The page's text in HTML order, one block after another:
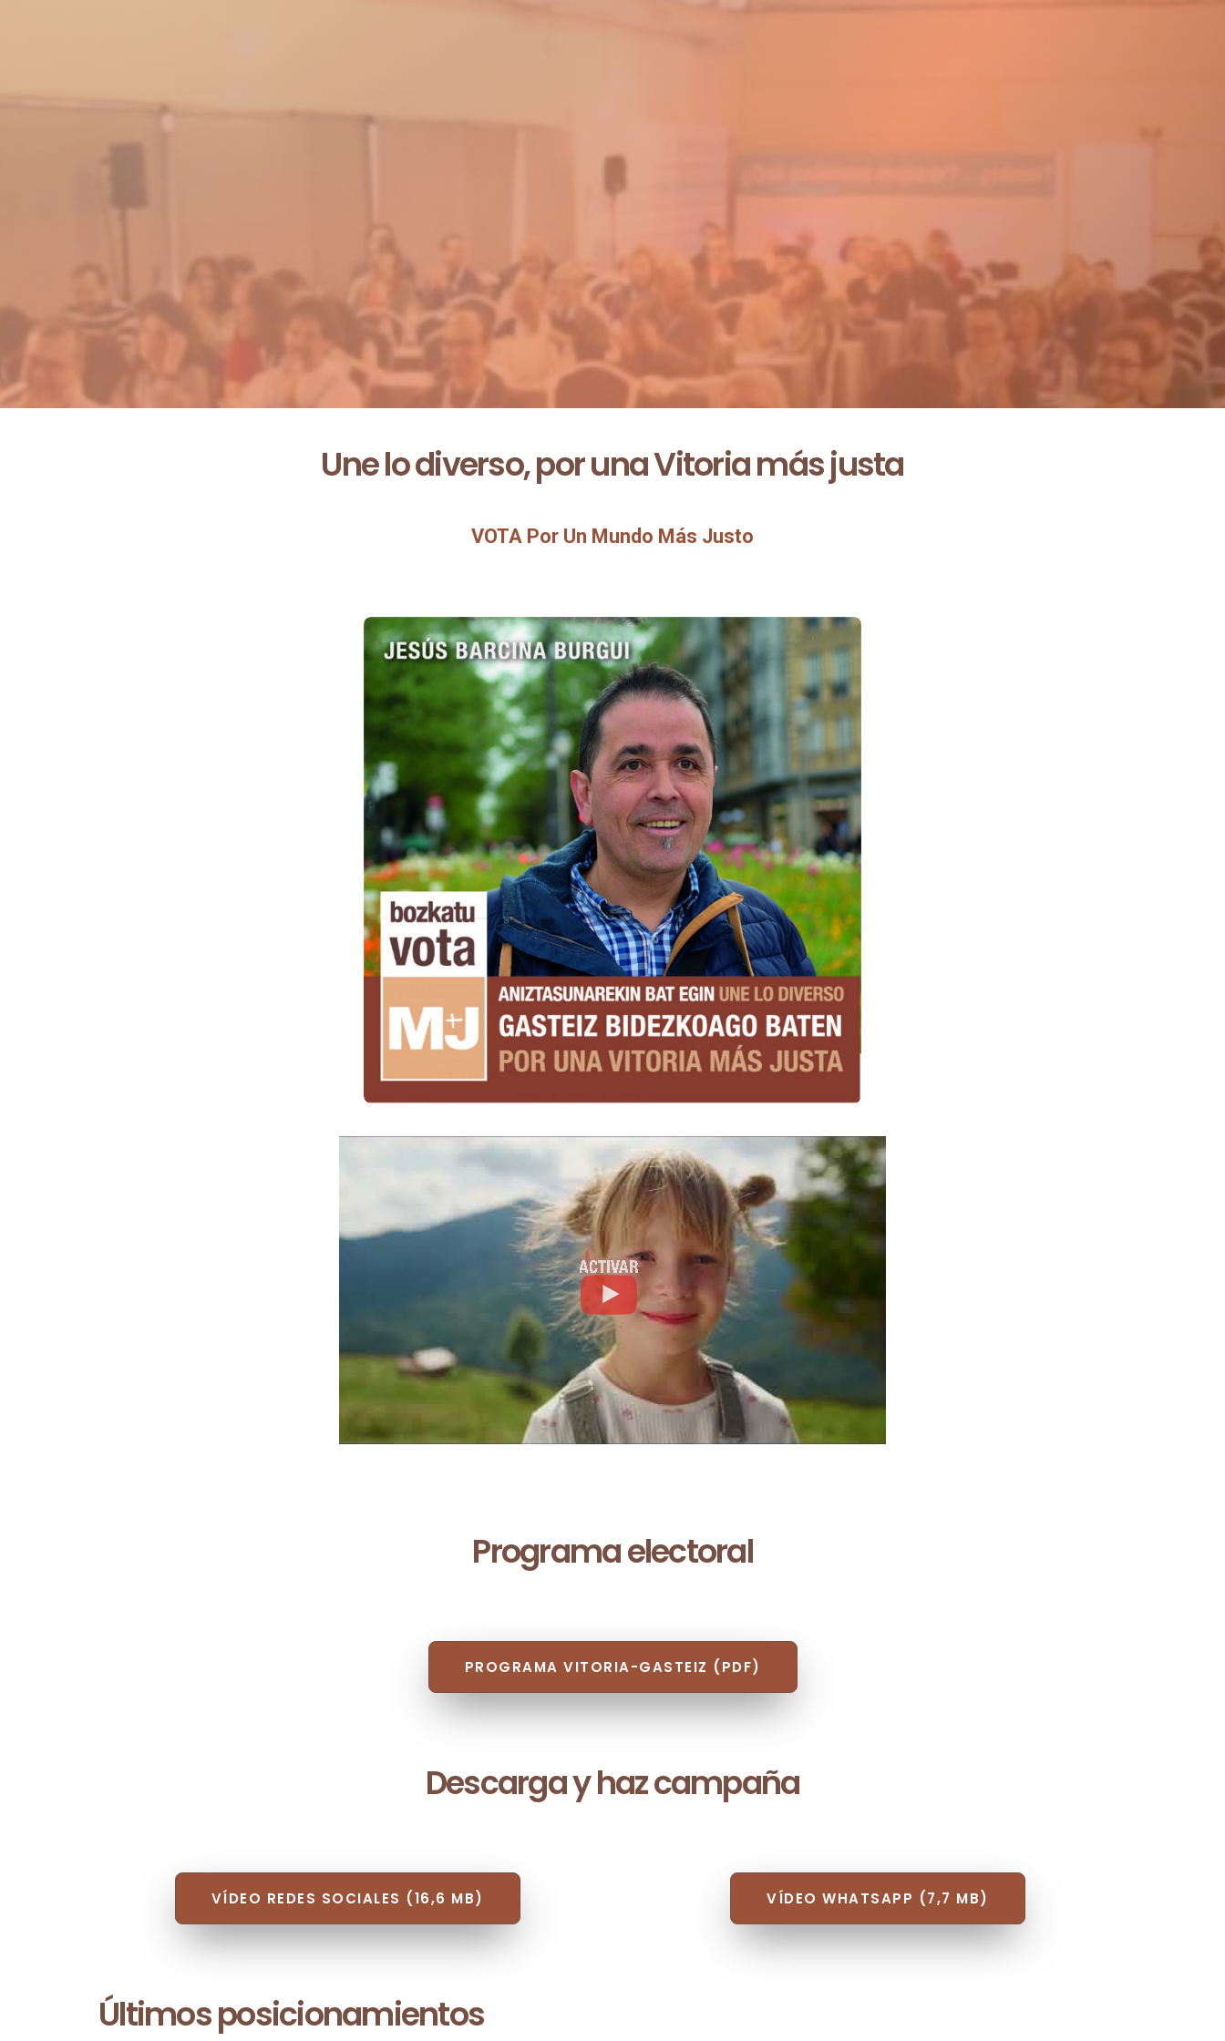
Une lo diverso, por una Vitoria más justa
VOTA Por Un Mundo Más Justo
Programa electoral
PROGRAMA VITORIA-GASTEIZ (PDF)
Descarga y haz campaña
VÍDEO REDES SOCIALES (16,6 MB) VÍDEO WHATSAPP (7,7 MB)
Últimos posicionamientos